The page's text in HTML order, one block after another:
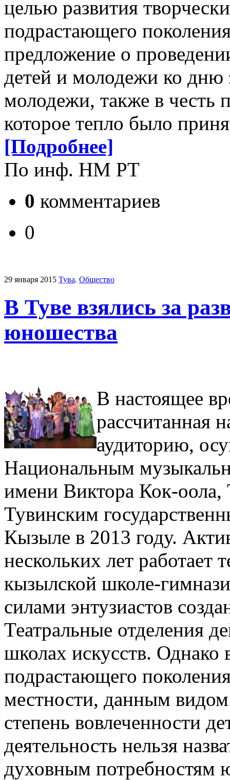
целью развития
подрастающего
предложение о
детей и молодежи ко
молодежи, также в честь
которое тепло было
[Подробнее]
По инф. НМ РТ
0 комментариев
0
29 января 2015 Тува. Общество
В Туве взялись за
юношества
В настоящее
рассчитанная
аудиторию,
Национальным
имени Виктора Кок-оола,
Тувинским
Кызыле в 2013 году.
нескольких лет работает
кызылской школе-
силами энтузиастов
Театральные отделения
школах искусств. Однако
подрастающего
местности, данным
степень вовлеченности
деятельность нельзя
духовным потребностям